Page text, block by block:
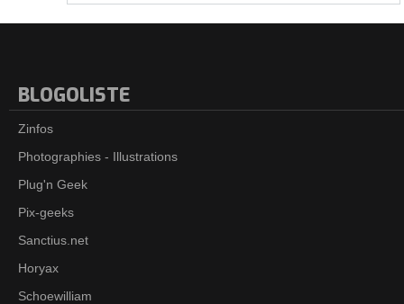
BLOGOLISTE
Zinfos
Photographies - Illustrations
Plug'n Geek
Pix-geeks
Sanctius.net
Horyax
Schoewilliam